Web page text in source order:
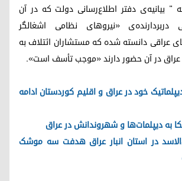
" بیانیه‌ی دفتر اطلاع‌رسانی دولت که در آن
دربردارنده‌ی «نیروهای نظامی اشغالگر
عراقی دانسته شده که مستشاران ائتلاف به
در آن حضور دارند «موجب تأسف است».
خود در عراق و اقلیم کوردستان ادامه
به دیپلمات‌ها و شهروندانش در عراق
در استان انبار عراق هدفت سه موشک